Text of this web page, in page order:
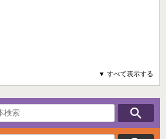
▼ すべて表示する